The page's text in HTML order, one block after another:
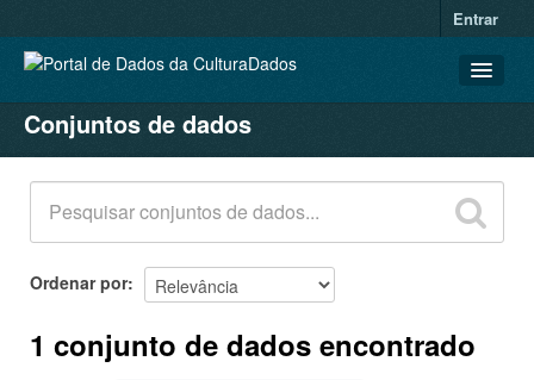
Entrar
CONJUNTOS DE DADOS
ORGANIZAÇÕES
GRUPOS
SOBRE
Conjuntos de dados
Ordenar por
1 conjunto de dados encontrado